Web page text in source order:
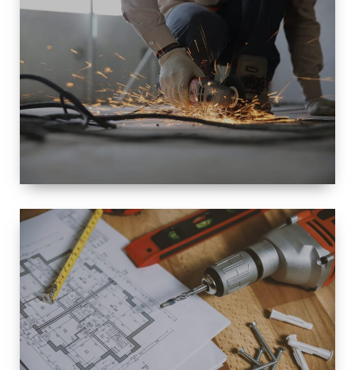
PETITE À
GRANDE
RÉNOVATION
ESPACE
RÉNOVATION
INTÉRIEURE ET
EXTÉRIEURE